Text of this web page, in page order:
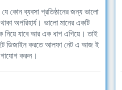
কোন ব্যবসা প্রতিষ্ঠানের জন্য ভালো
অপরিহার্য। ভালো মানের একটি
নিয়ে যাবে আর এক ধাপ এগিয়ে। তাই
ডিজাইন করতে আলফা নেট এ আজ ই
করুন।